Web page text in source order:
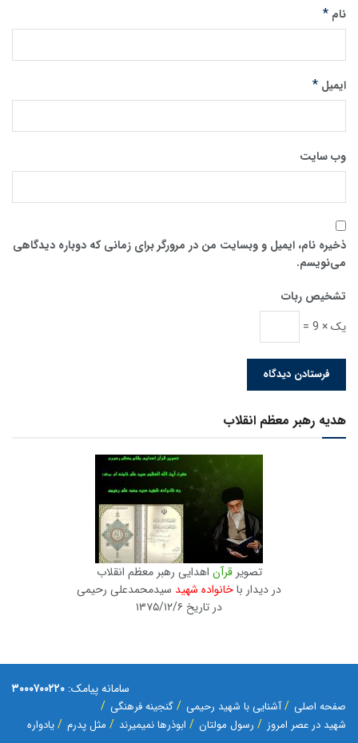
نام *
ایمیل *
وب‌ سایت
ذخیره نام، ایمیل و وبسایت من در مرورگر برای زمانی که دوباره دیدگاهی
می‌نویسم.
تشخیص ربات
یک × 9 =
هدیه رهبر معظم انقلاب
تصویرقرآن اهدایی رهبر معظم انقلاب
در دیدار باخانواده شهید سیدمحمدعلی رحیمی
در تاریخ ۱۳۷۵/۱۲/۶
سامانه پیامک: ۳۰۰۰۷۰۰۲۲۰
صفحه اصلی آشنایی با شهید رحیمی
گنجینه فرهنگی
شهید در عصر امروز
رسول مولتان ابوذرها نمیمیرند مثل پدرم یادواره